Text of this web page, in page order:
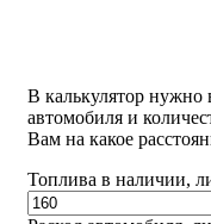
В калькулятор нужно
автомобиля и
Вам на какое
Топлива в наличии,